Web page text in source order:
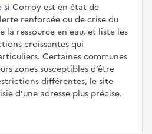
si Corroy est en état de
renforcée ou de crise du
la ressource en eau, et liste les
croissantes qui
Certaines communes
zones susceptibles d’être
différentes, le site
d’une adresse plus précise.